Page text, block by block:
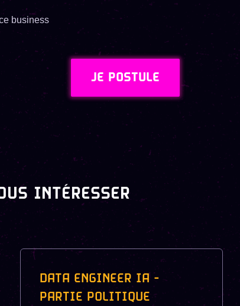
business
JE POSTULE
INTÉRESSER
DATA ENGINEER IA -
PARTIE POLITIQUE